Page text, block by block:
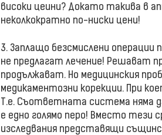
високи цеини? Докато такива в
неколкократно по-ниски цени!
3. Заплащо безсмислени операции
не предлагат лечение! Решават
продължават. Но медицинския
медикаментозни корекции. При
Т.е. Съответната система няма
е едно голямо перо! Вместо тези
изследвания представящи